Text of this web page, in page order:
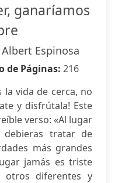
ganaríamos
Albert Espinosa
de Páginas: 216
la vida de cerca, no
y disfrútala! Este
verso: «Al lugar
tratar de
más grandes
jamás es triste
otros diferentes y